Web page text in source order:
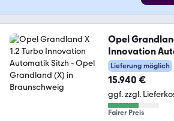
Opel
Innovation
Lieferung möglich
15.940 €
ggf. zzgl.
Fairer Preis